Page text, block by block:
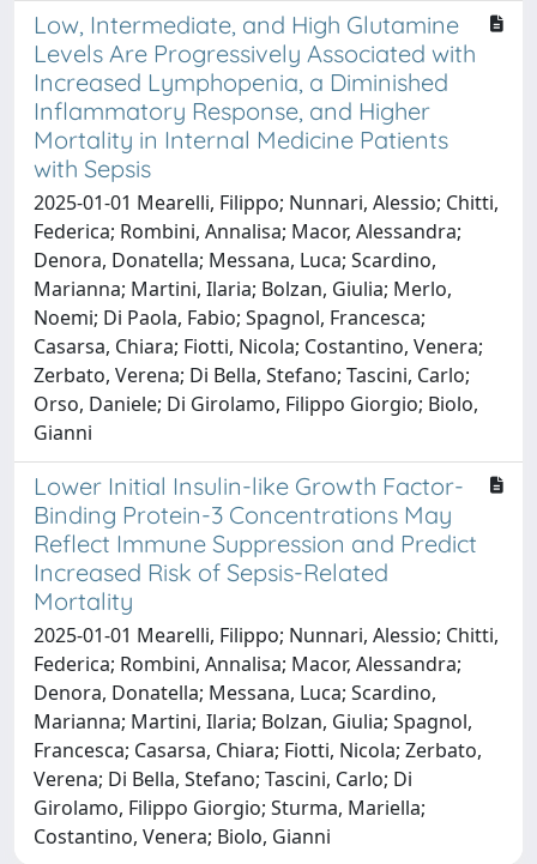
Low, Intermediate, and High Glutamine
Levels Are Progressively Associated with
Increased Lymphopenia, a Diminished
Inflammatory Response, and Higher
Mortality in Internal Medicine Patients
with Sepsis
2025-01-01 Mearelli, Filippo; Nunnari, Alessio; Chitti,
Federica; Rombini, Annalisa; Macor, Alessandra;
Denora, Donatella; Messana, Luca; Scardino,
Marianna; Martini, Ilaria; Bolzan, Giulia; Merlo,
Noemi; Di Paola, Fabio; Spagnol, Francesca;
Casarsa, Chiara; Fiotti, Nicola; Costantino, Venera;
Zerbato, Verena; Di Bella, Stefano; Tascini, Carlo;
Orso, Daniele; Di Girolamo, Filippo Giorgio; Biolo,
Gianni
Lower Initial Insulin-like Growth Factor-
Binding Protein-3 Concentrations May
Reflect Immune Suppression and Predict
Increased Risk of Sepsis-Related
Mortality
2025-01-01 Mearelli, Filippo; Nunnari, Alessio; Chitti,
Federica; Rombini, Annalisa; Macor, Alessandra;
Denora, Donatella; Messana, Luca; Scardino,
Marianna; Martini, Ilaria; Bolzan, Giulia; Spagnol,
Francesca; Casarsa, Chiara; Fiotti, Nicola; Zerbato,
Verena; Di Bella, Stefano; Tascini, Carlo; Di
Girolamo, Filippo Giorgio; Sturma, Mariella;
Costantino, Venera; Biolo, Gianni